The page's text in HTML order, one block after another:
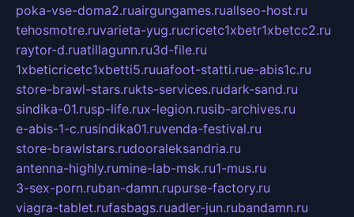
poka-vse-doma2.ruairgungames.ruallseo-host.ru
tehosmotre.ruvarieta-yug.rucricetc1xbetr1xbetcc2.ru
raytor-d.ruatillagunn.ru3d-file.ru
1xbeticricetc1xbetti5.ruuafoot-statti.rue-abis1c.ru
store-brawl-stars.rukts-services.rudark-sand.ru
sindika-01.rusp-life.rux-legion.rusib-archives.ru
e-abis-1-c.rusindika01.ruvenda-festival.ru
store-brawlstars.rudooraleksandria.ru
antenna-highly.rumine-lab-msk.ru1-mus.ru
3-sex-porn.ruban-damn.rupurse-factory.ru
viagra-tablet.rufasbags.ruadler-jun.rubandamn.ru